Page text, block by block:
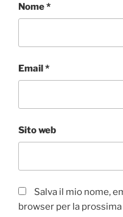
Nome*
Email*
Sito web
Salva il mio nome,
browser per la